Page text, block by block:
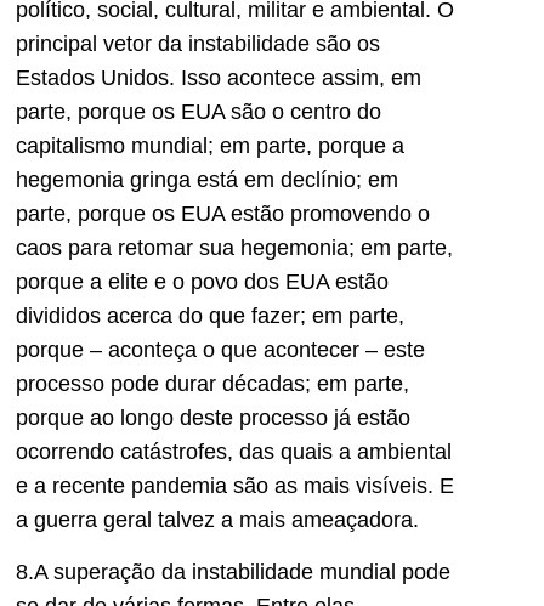
político, social, cultural, militar e ambiental. O
principal vetor da instabilidade são os
Estados Unidos. Isso acontece assim, em
parte, porque os EUA são o centro do
capitalismo mundial; em parte, porque a
hegemonia gringa está em declínio; em
parte, porque os EUA estão promovendo o
caos para retomar sua hegemonia; em parte,
porque a elite e o povo dos EUA estão
divididos acerca do que fazer; em parte,
porque – aconteça o que acontecer – este
processo pode durar décadas; em parte,
porque ao longo deste processo já estão
ocorrendo catástrofes, das quais a ambiental
e a recente pandemia são as mais visíveis. E
a guerra geral talvez a mais ameaçadora.
8.A superação da instabilidade mundial pode